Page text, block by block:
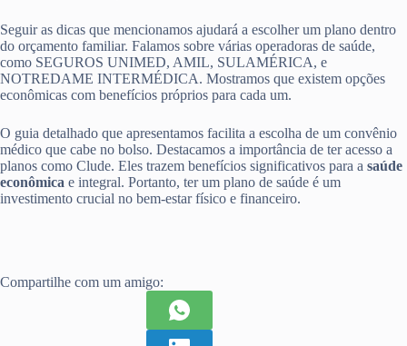
Seguir as dicas que mencionamos ajudará a escolher um plano dentro
do orçamento familiar. Falamos sobre várias operadoras de saúde,
como SEGUROS UNIMED, AMIL, SULAMÉRICA, e
NOTREDAME INTERMÉDICA. Mostramos que existem opções
econômicas com benefícios próprios para cada um.
O guia detalhado que apresentamos facilita a escolha de um convênio
médico que cabe no bolso. Destacamos a importância de ter acesso a
planos como Clude. Eles trazem benefícios significativos para a saúde
econômica e integral. Portanto, ter um plano de saúde é um
investimento crucial no bem-estar físico e financeiro.
Compartilhe com um amigo: